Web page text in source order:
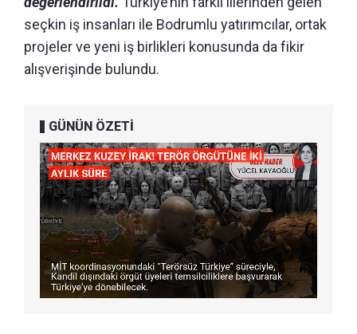
seçkin iş insanları ile Bodrumlu yatırımcılar, ortak
projeler ve yeni iş birlikleri konusunda da fikir
alışverişinde bulundu.
GÜNÜN ÖZETİ